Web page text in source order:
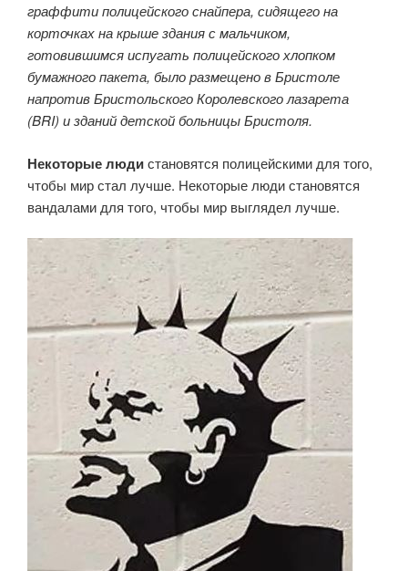
граффити полицейского снайпера, сидящего на
корточках на крыше здания с мальчиком,
готовившимся испугать полицейского хлопком
бумажного пакета, было размещено в Бристоле
напротив Бристольского Королевского лазарета
(BRI) и зданий детской больницы Бристоля.
Некоторые людистановятся полицейскими для того,
чтобы мир стал лучше. Некоторые люди становятся
вандалами для того, чтобы мир выглядел лучше.